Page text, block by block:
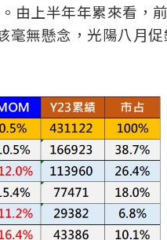
由上半年年累來看，
毫無懸念，光陽八月